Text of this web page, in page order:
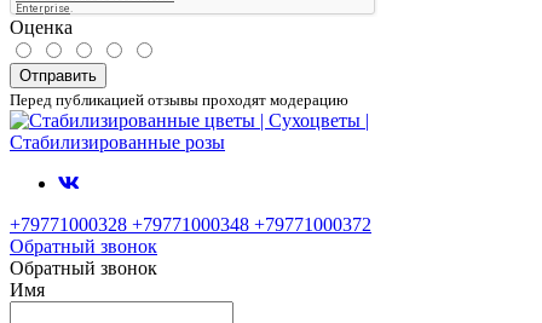
Оценка
Отправить
Перед публикацией отзывы проходят модерацию
+79771000328 +79771000348 +79771000372
Обратный звонок
Обратный звонок
Имя